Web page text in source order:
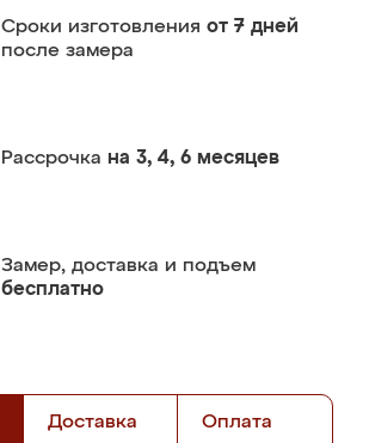
Сроки изготовления от 7 дней
после замера
Рассрочка на 3, 4, 6 месяцев
Замер, доставка и подъем
бесплатно
Доставка Оплата